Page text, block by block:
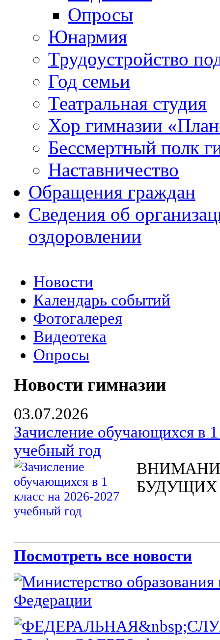
Опросы
Юнармия
Трудоустройство
Год семьи
Театральная студия
Хор гимназии
Бессмертный полк
Наставничество
Обращения граждан
Сведения об
оздоровлении
Новости
Календарь событий
Фотогалерея
Видеотека
Опросы
Новости гимназии
03.07.2026
Зачисление обучающихся в
учебный год
БУДУЩИХ
Посмотреть все новости